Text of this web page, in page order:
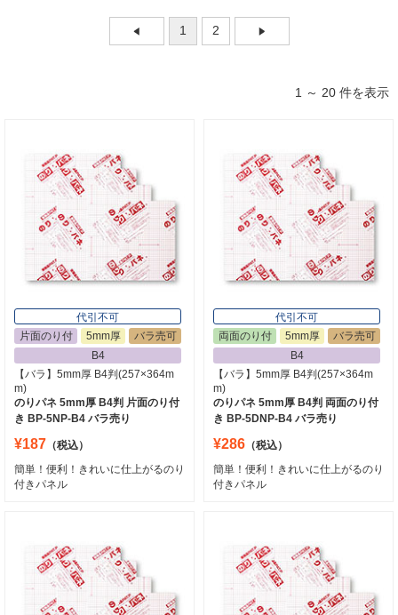
1 2
1 ～ 20 件を表示
代引不可
片面のり付
5mm厚
バラ売可
B4
【バラ】5mm厚 B4判(257×364m
m)
のりパネ 5mm厚 B4判 片面のり付
き BP-5NP-B4 バラ売り
¥187 （税込）
簡単！便利！きれいに仕上がるのり
付きパネル
代引不可
両面のり付
5mm厚
バラ売可
B4
【バラ】5mm厚 B4判(257×364m
m)
のりパネ 5mm厚 B4判 両面のり付
き BP-5DNP-B4 バラ売り
¥286 （税込）
簡単！便利！きれいに仕上がるのり
付きパネル